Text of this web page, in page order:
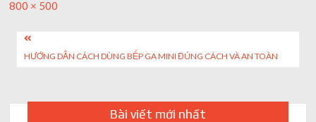
Full
800 × 500
Post
navigation
HƯỚNG DẪN CÁCH DÙNG BẾP GA MINI ĐÚNG CÁCH VÀ AN TOÀN
Bài viết mới nhất